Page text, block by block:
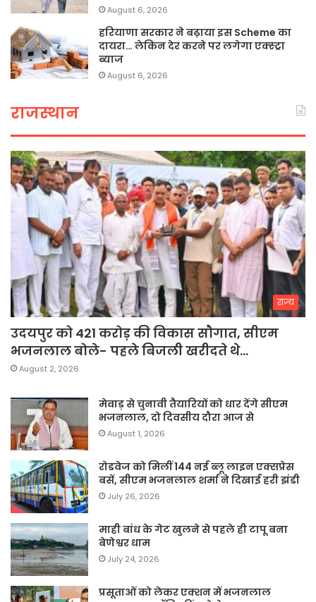
August 6, 2026
हरियाणा सरकार ने बढ़ाया इस Scheme का
दायरा… लेकिन देर करने पर लगेगा एक्स्ट्रा
ब्याज
August 6, 2026
राजस्थान
राज्य
उदयपुर को 421 करोड़ की विकास सौगात, सीएम
भजनलाल बोले- पहले बिजली खरीदते थे…
August 2, 2026
मेवाड़ से चुनावी तैयारियों को धार देंगे सीएम
भजनलाल, दो दिवसीय दौरा आज से
August 1, 2026
रोडवेज को मिलीं 144 नई ब्लू लाइन एक्सप्रेस
बसें, सीएम भजनलाल शर्मा ने दिखाई हरी झंडी
July 26, 2026
माही बांध के गेट खुलने से पहले ही टापू बना
बेणेश्वर धाम
July 24, 2026
प्रसूताओं को लेकर एक्शन में भजनलाल